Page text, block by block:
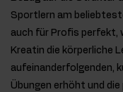
Sportlern am
auch für Profis perfekt,
Kreatin die körperliche
aufeinanderfolgenden,
Übungen erhöht und